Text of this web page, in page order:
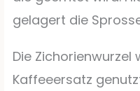
gelagert die
Die
Kaffeeersatz